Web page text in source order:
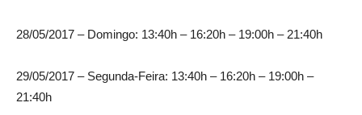
28/05/2017 – Domingo: 13:40h – 16:20h – 19:00h – 21:40h
29/05/2017 – Segunda-Feira: 13:40h – 16:20h – 19:00h –
21:40h